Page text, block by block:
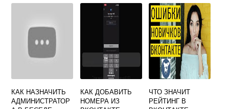
КАК НАЗНАЧИТЬ
АДМИНИСТРАТОР
КАК ДОБАВИТЬ
НОМЕРА ИЗ
ЧТО ЗНАЧИТ
РЕЙТИНГ В